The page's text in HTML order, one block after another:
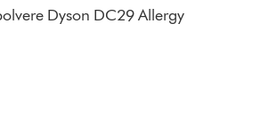
Dyson DC29 Allergy